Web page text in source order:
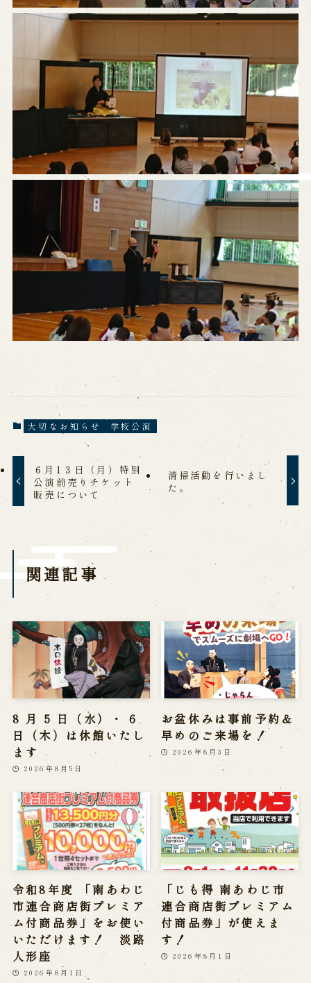
ご利用案内
営業日時・料金 アクセス 館内のご案内
お問い合わせ
よくあるご質問
メールでお問い合わせ
お電話でお問い合わせ
予約
WEB予約
メールフォームから予約
求人情報
※株式会社うずのくに南あわじの求人情報ページへ移動します
関連施設
通販サイトうずのくに
道の駅うずしお
うずの丘大鳴門橋記念館
大切なお知らせ 学校公演
６月1３日（月）特別
公演前売りチケット
販売について
清掃活動を行いまし
た。
関連記事
8 月 5 日（水）・ 6
日（木）は休館いたし
ます
2026年8月5日
お盆休みは事前予約＆
早めのご来場を！
2026年8月3日
令和8年度 「南あわじ
市連合商店街プレミア
ム付商品券」をお使い
いただけます！ 淡路
人形座
2026年8月1日
「じも得 南あわじ市
連合商店街プレミアム
付商品券」が使えま
す！
2026年8月1日